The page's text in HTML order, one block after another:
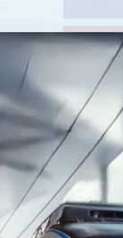
Reisen bevor. Neben der
wir durch ganz